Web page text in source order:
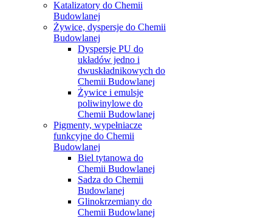
Katalizatory do Chemii
Budowlanej
Żywice, dyspersje do Chemii
Budowlanej
Dyspersje PU do
układów jedno i
dwuskładnikowych do
Chemii Budowlanej
Żywice i emulsje
poliwinylowe do
Chemii Budowlanej
Pigmenty, wypełniacze
funkcyjne do Chemii
Budowlanej
Biel tytanowa do
Chemii Budowlanej
Sadza do Chemii
Budowlanej
Glinokrzemiany do
Chemii Budowlanej